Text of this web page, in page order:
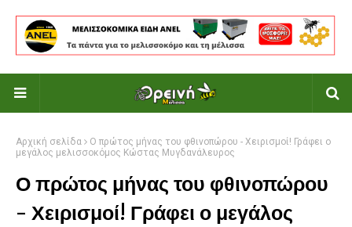
Αρχική σελίδα
Ο πρώτος μήνας του φθινοπώρου - Χειρισμοί! Γράφει ο
μεγάλος μελισσοκόμος Κώστας Μυγδανάλευρος
Ο πρώτος μήνας του φθινοπώρου
- Χειρισμοί! Γράφει ο μεγάλος